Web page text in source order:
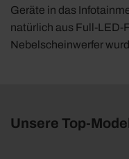
Geräte in das
natürlich aus Full-LED-
Nebelscheinwerfer
Unsere Top-